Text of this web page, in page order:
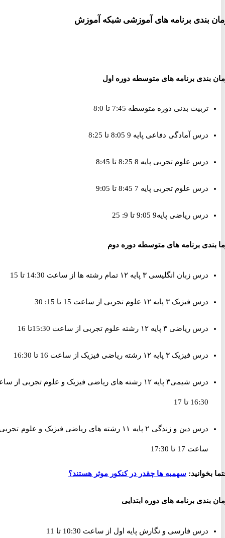
بندی برنامه های آموزشی شبکه آموزش
برنامه های متوسطه دوره اول
تربیت بدنی دوره متوسطه 7:45 تا 8:0
درس آمادگی دفاعی پایه 9 8:05 تا 8:25
درس علوم تجربی پایه 8 8:25 تا 8:45
درس علوم تجربی پایه 7 8:45 تا 9:05
درس ریاضی پایه9 9:05 تا 9: 25
برنامه های متوسطه دوره دوم
درس زبان انگلیسی ٣ پایه ١٢ تمام رشته ها از ساعت 14:30 تا 15
درس فیزیک ٣ پایه ١٢ علوم تجربی از ساعت 15 تا 15: 30
درس ریاضی ٣ پایه ١٢ رشته علوم تجربی از ساعت 15:30تا 16
درس فیزیک ٣ پایه ١٢ رشته ریاضی فیزیک از ساعت 16 تا 16:30
درس شیمی٣ پایه ١٢ رشته های ریاضی فیزیک و علوم تجربی از ساعت
16:30 تا 17
درس دین و زندگی ٢ پایه ١١ رشته های ریاضی فیزیک و علوم تجربی از
ساعت 17 تا 17:30
سهمیه ها چقدر در کنکور موثر هستند؟
برنامه های دوره ابتدایی
درس فارسی و نگارش پایه اول از ساعت 10:30 تا 11